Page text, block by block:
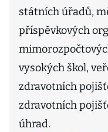
státních úřadů,
příspěvkových
vysokých škol,
zdravotních
zdravotních
úhrad.